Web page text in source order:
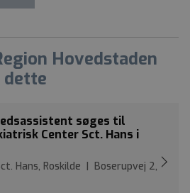
Hovedstaden
dette
søges til
Center Sct. Hans i
Hans, Roskilde | Boserupvej 2,